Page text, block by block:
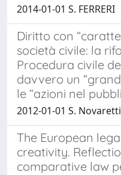
2014-01-01 S. FERRERI
Diritto con
società civile: la
Procedura civile
davvero un
le “azioni nel
2012-01-01 S. Novaretti
The European
creativity.
comparative law